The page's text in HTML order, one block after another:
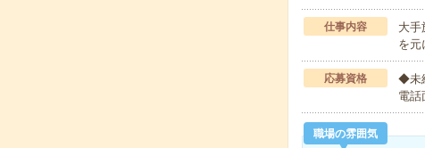
仕事内容
大手
を元
応募資格
◆未
電話
職場の雰囲気